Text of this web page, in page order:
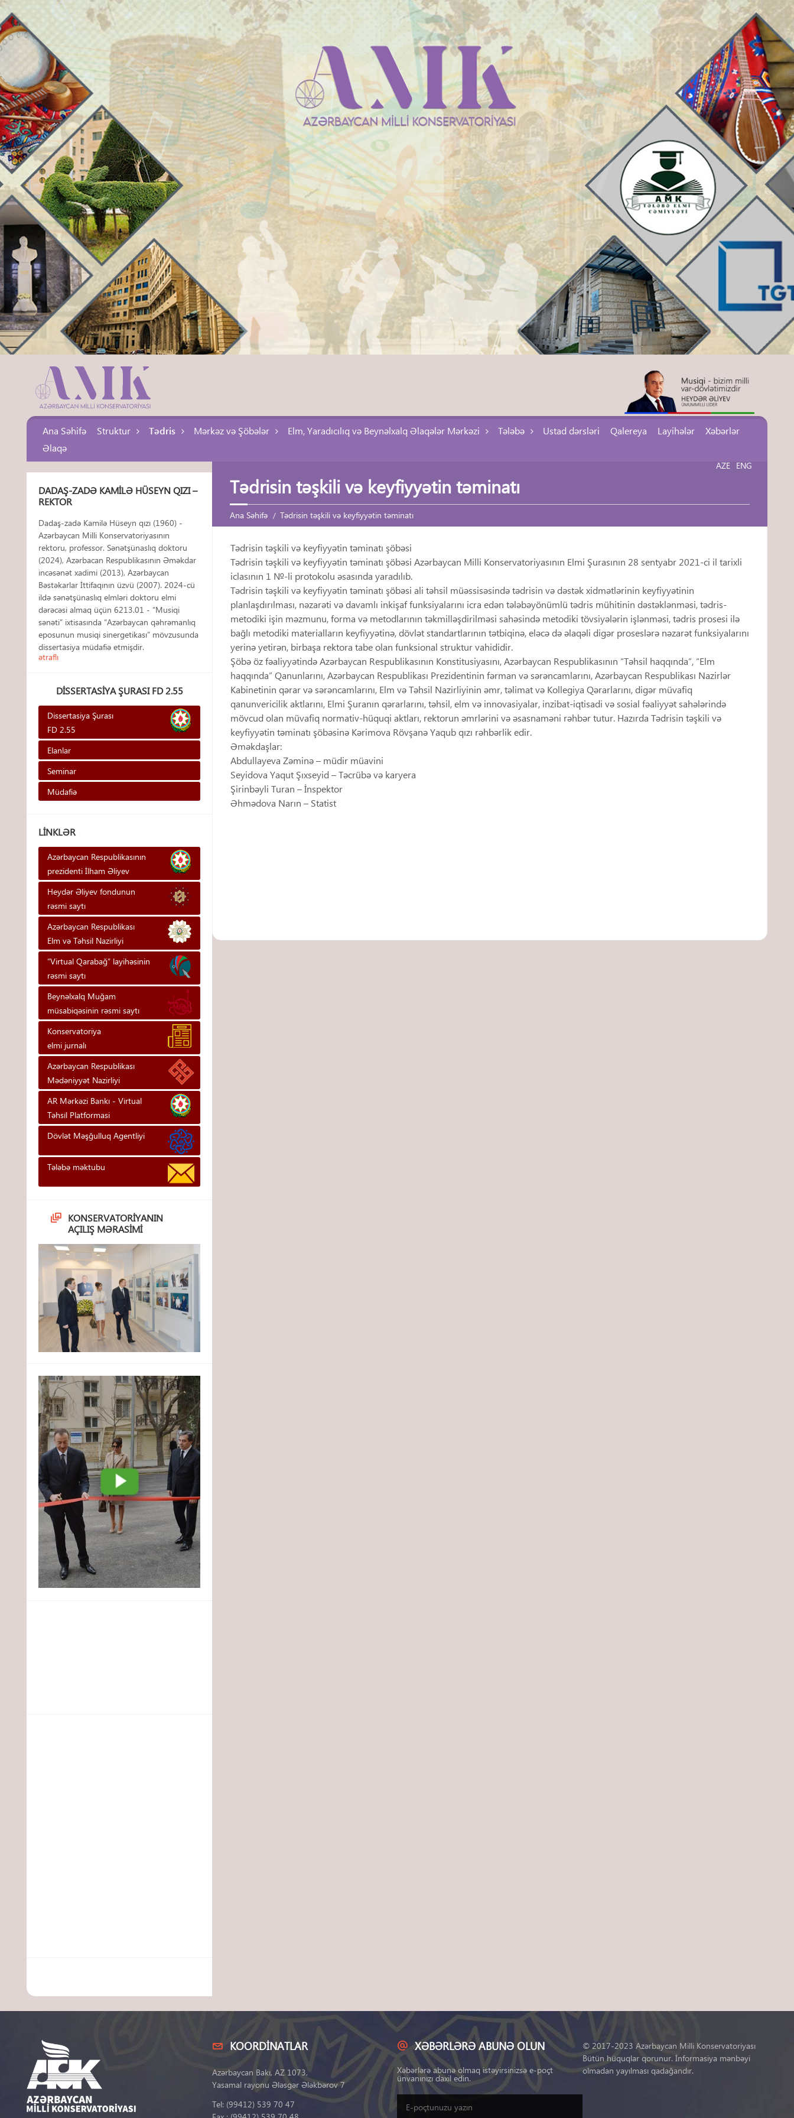
Ana Səhifə Struktur Tədris Mərkəz və Şöbələr Elm, Yaradıcılıq və Beynəlxalq Əlaqələr Mərkəzi Tələbə Ustad dərsləri Qalereya Layihələr
Xəbərlər
Əlaqə
AZE ENG
Tədrisin təşkili və keyfiyyətin təminatı
Ana Səhifə Tədrisin təşkili və keyfiyyətin təminatı
Tədrisin təşkili və keyfiyyətin təminatı şöbəsi
Tədrisin təşkili və keyfiyyətin təminatı şöbəsi Azərbaycan Milli Konservatoriyasının Elmi Şurasının 28 sentyabr 2021-ci il tarixli
iclasının 1 №-li protokolu əsasında yaradılıb.
Tədrisin təşkili və keyfiyyətin təminatı şöbəsi ali təhsil müəssisəsində tədrisin və dəstək xidmətlərinin keyfiyyətinin
planlaşdırılması, nəzarəti və davamlı inkişaf funksiyalarını icra edən tələbəyönümlü tədris mühitinin dəstəklənməsi, tədris-
metodiki işin məzmunu, forma və metodlarının təkmilləşdirilməsi sahəsində metodiki tövsiyələrin işlənməsi, tədris prosesi ilə
bağlı metodiki materialların keyfiyyətinə, dövlət standartlarının tətbiqinə, eləcə də əlaqəli digər proseslərə nəzarət funksiyalarını
yerinə yetirən, birbaşa rektora tabe olan funksional struktur vahididir.
Şöbə öz fəaliyyətində Azərbaycan Respublikasının Konstitusiyasını, Azərbaycan Respublikasının “Təhsil haqqında”, “Elm
haqqında” Qanunlarını, Azərbaycan Respublikası Prezidentinin fərman və sərəncamlarını, Azərbaycan Respublikası Nazirlər
Kabinetinin qərar və sərəncamlarını, Elm və Təhsil Nazirliyinin əmr, təlimat və Kollegiya Qərarlarını, digər müvafiq
qanunvericilik aktlarını, Elmi Şuranın qərarlarını, təhsil, elm və innovasiyalar, inzibat-iqtisadi və sosial fəaliyyət sahələrində
mövcud olan müvafiq normativ-hüquqi aktları, rektorun əmrlərini və əsasnaməni rəhbər tutur. Hazırda Tədrisin təşkili və
keyfiyyətin təminatı şöbəsinə Kərimova Rövşanə Yaqub qızı rəhbərlik edir.
Əməkdaşlar:
Abdullayeva Zəminə – müdir müavini
Seyidova Yaqut Şıxseyid – Təcrübə və karyera
Şirinbəyli Turan – İnspektor
Əhmədova Narın – Statist
DADAŞ-ZADƏ KAMILƏ HÜSEYN QIZI –
REKTOR
Dadaş-zadə Kamilə Hüseyn qızı (1960) -
Azərbaycan Milli Konservatoriyasının
rektoru, professor. Sənətşünaslıq doktoru
(2024), Azərbacan Respublikasının Əməkdar
incəsənət xadimi (2013), Azərbaycan
Bəstəkarlar İttifaqının üzvü (2007). 2024-cü
ildə sənətşünaslıq elmləri doktoru elmi
dərəcəsi almaq üçün 6213.01 - “Musiqi
sənəti” ixtisasında “Azərbaycan qəhrəmanlıq
eposunun musiqi sinergetikası” mövzusunda
dissertasiya müdafiə etmişdir.
ətraflı
DISSERTASIYA ŞURASI FD 2.55
Dissertasiya Şurası
FD 2.55
Elanlar
Seminar
Müdafiə
LINKLƏR
Azərbaycan Respublikasının
prezidenti İlham Əliyev
Heydər Əliyev fondunun
rəsmi saytı
Azərbaycan Respublikası
Elm və Təhsil Nazirliyi
“Virtual Qarabağ” layihəsinin
rəsmi saytı
Beynəlxalq Muğam
müsabiqəsinin rəsmi saytı
Konservatoriya
elmi jurnalı
Azərbaycan Respublikası
Mədəniyyət Nazirliyi
AR Mərkəzi Bankı - Vi̇rtual
Təhsi̇l Platformasi
Dövlət Məşğulluq Agentliyi
Tələbə məktubu
KONSERVATORIYANIN
AÇILIŞ MƏRASIMI
KOORDINATLAR
Azərbaycan Bakı, AZ 1073,
Yasamal rayonu Ələsgər Ələkbərov 7
Tel: (99412) 539 70 47
XƏBƏRLƏRƏ ABUNƏ OLUN
Xəbərlərə abunə olmaq istəyirsinizsə e-poçt
ünvanınızı daxil edin.
© 2017-2023 Azərbaycan Milli Konservatoriyası
Bütün hüquqlar qorunur. İnformasiya mənbəyi
olmadan yayılması qadağandır.